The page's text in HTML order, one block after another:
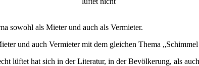
sowohl als Mieter und auch als Vermieter.
und auch Vermieter mit dem gleichen Thema
lüftet hat sich in der Literatur, in der Bevölkerung, als